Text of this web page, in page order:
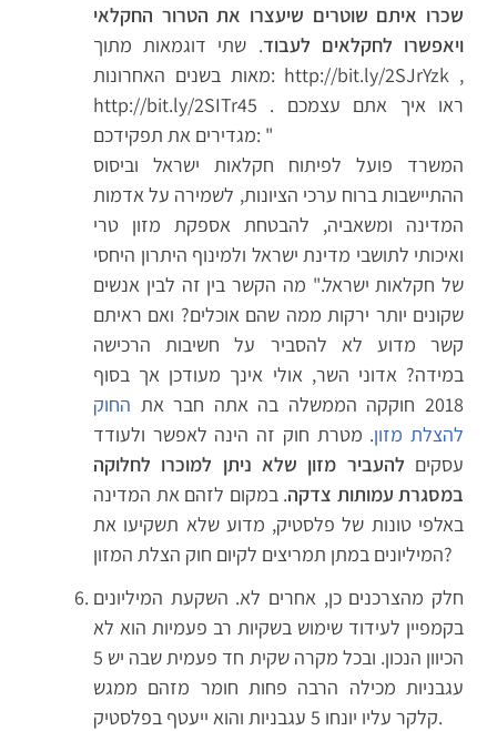
שכרו איתם שוטרים שיעצרו את הטרור החקלאי
ויאפשרו לחקלאים לעבוד. שתי דוגמאות מתוך
מאות בשנים האחרונות: http://bit.ly/2SJrYzk ,
http://bit.ly/2SITr45 . ראו איך אתם עצמכם
מגדירים את תפקידכם: "
​​​המשרד פועל לפיתוח חקלאות ישראל וביסוס
ההתיישבות ברוח ערכי הציונות, לשמירה על אדמות
המדינה ומשאביה, להבטחת אספקת מזון טרי
ואיכותי לתושבי מדינת ישראל ולמינוף היתרון היחסי
של חקלאות ישראל.​" מה הקשר בין זה לבין אנשים
שקונים יותר ירקות ממה שהם אוכלים? ואם ראיתם
קשר מדוע לא להסביר על חשיבות הרכישה
במידה? אדוני השר, אולי אינך מעודכן אך בסוף
2018 חוקקה הממשלה בה אתה חבר את
החוק
להצלת מזון. מטרת חוק זה הינה לאפשר ולעודד
עסקים להעביר מזון שלא ניתן למוכרו לחלוקה
במסגרת עמותות צדקה. במקום לזהם את המדינה
באלפי טונות של פלסטיק, מדוע שלא תשקיעו את
המיליונים במתן תמריצים לקיום חוק הצלת המזון?
חלק מהצרכנים כן, אחרים לא. השקעת המיליונים
בקמפיין לעידוד שימוש בשקיות רב פעמיות הוא לא
הכיוון הנכון. ובכל מקרה שקית חד פעמית שבה יש 5
עגבניות מכילה הרבה פחות חומר מזהם ממגש
קלקר עליו יונחו 5 עגבניות והוא ייעטף בפלסטיק.